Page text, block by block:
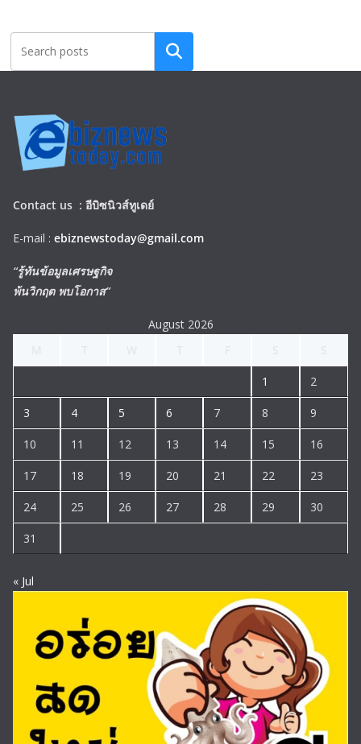
Search
Contact us : อีบิซนิวส์ทูเดย์
E-mail : ebiznewstoday@gmail.com
“รู้ทันข้อมูลเศรษฐกิจ
พ้นวิกฤต พบโอกาส”
August 2026
1 2
3 4 5 6 7 8 9
10 11 12 13 14 15 16
17 18 19 20 21 22 23
24 25 26 27 28 29 30
31
« Jul